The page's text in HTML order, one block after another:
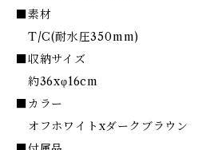
■素材
T/C(耐水圧350mm)
■収納サイズ
約36xφ16cm
■カラー
オフホワイトxダークブラウン